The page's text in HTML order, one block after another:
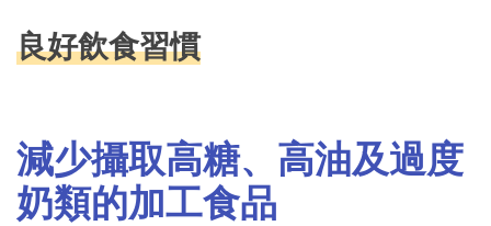
良好飲食習慣
減少攝取高糖、高油及過度
奶類的加工食品